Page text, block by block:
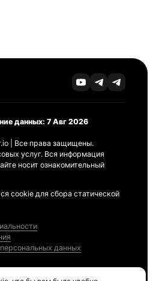
данных: 7 Авг 2026
| Все права защищены.
услуг. Вся информация
носит ознакомительный
cookie для сбора статической
данных